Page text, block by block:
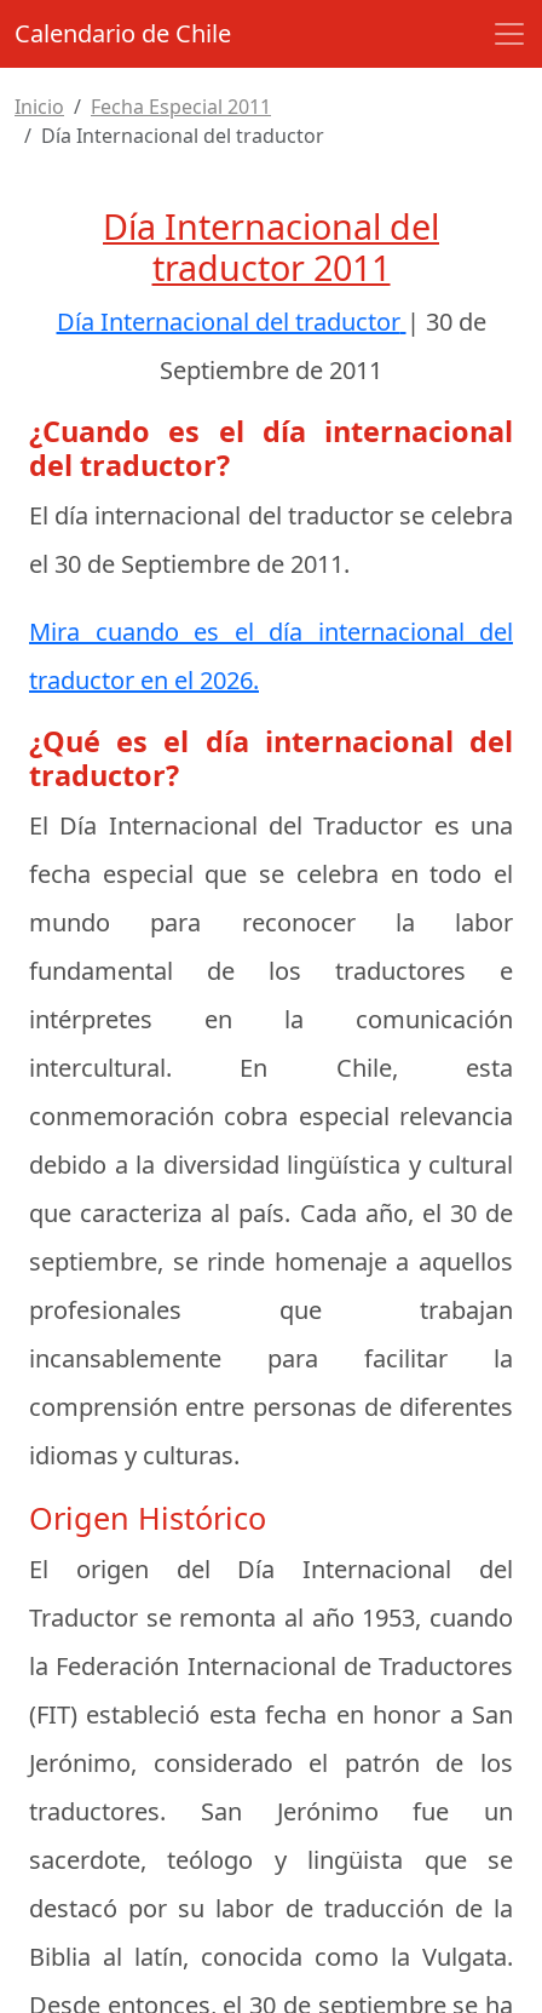
Calendario de Chile
Inicio
Fecha Especial 2011
Día Internacional del traductor
Día Internacional del
traductor 2011
Día Internacional del traductor | 30 de
Septiembre de 2011
¿Cuando es el día internacional
del traductor?
El día internacional del traductor se celebra
el 30 de Septiembre de 2011.
Mira cuando es el día internacional del
traductor en el 2026.
¿Qué es el día internacional del
traductor?
El Día Internacional del Traductor es una
fecha especial que se celebra en todo el
mundo para reconocer la labor
fundamental de los traductores e
intérpretes en la comunicación
intercultural. En Chile, esta
conmemoración cobra especial relevancia
debido a la diversidad lingüística y cultural
que caracteriza al país. Cada año, el 30 de
septiembre, se rinde homenaje a aquellos
profesionales que trabajan
incansablemente para facilitar la
comprensión entre personas de diferentes
idiomas y culturas.
Origen Histórico
El origen del Día Internacional del
Traductor se remonta al año 1953, cuando
la Federación Internacional de Traductores
(FIT) estableció esta fecha en honor a San
Jerónimo, considerado el patrón de los
traductores. San Jerónimo fue un
sacerdote, teólogo y lingüista que se
destacó por su labor de traducción de la
Biblia al latín, conocida como la Vulgata.
Desde entonces, el 30 de septiembre se ha